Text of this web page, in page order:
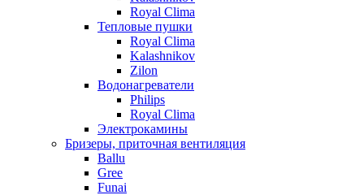
Royal Clima
Тепловые пушки
Royal Clima
Kalashnikov
Zilon
Водонагреватели
Philips
Royal Clima
Электрокамины
Бризеры, приточная вентиляция
Ballu
Gree
Funai